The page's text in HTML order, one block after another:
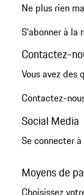
Ne plus rien
S'abonner à la
Contactez-
Vous avez des
Contactez-
Social Media
Se connecter à
Moyens de
Choisissez